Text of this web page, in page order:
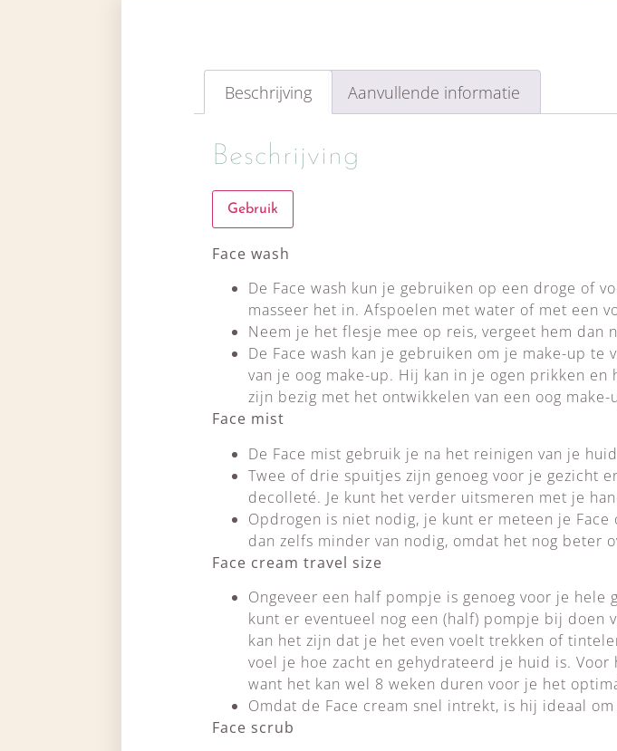
Beschrijving Aanvullende informatie
Beschrijving
Gebruik
Face wash
De Face wash kun je gebruiken op een droge of
masseer het in. Afspoelen met water of met een
Neem je het flesje mee op reis, vergeet hem dan
De Face wash kan je gebruiken om je make-up
van je oog make-up. Hij kan in je ogen prikken
zijn bezig met het ontwikkelen van een oog make-
Face mist
De Face mist gebruik je na het reinigen van je
Twee of drie spuitjes zijn genoeg voor je gezicht
decolleté. Je kunt het verder uitsmeren met je
Opdrogen is niet nodig, je kunt er meteen je
dan zelfs minder van nodig, omdat het nog beter
Face cream travel size
Ongeveer een half pompje is genoeg voor je hele
kunt er eventueel nog een (half) pompje bij doen
kan het zijn dat je het even voelt trekken of
voel je hoe zacht en gehydrateerd je huid is.
want het kan wel 8 weken duren voor je het
Omdat de Face cream snel intrekt, is hij ideaal
Face scrub